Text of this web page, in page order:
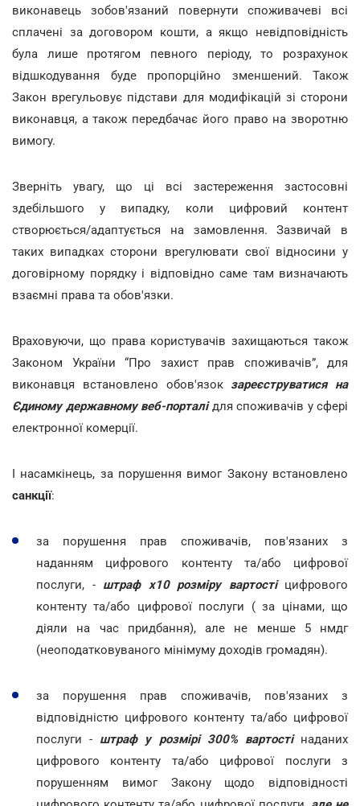
виконавець зобов'язаний повернути споживачеві всі
сплачені за договором кошти, а якщо невідповідність
була лише протягом певного періоду, то розрахунок
відшкодування буде пропорційно зменшений. Також
Закон врегульовує підстави для модифікацій зі сторони
виконавця, а також передбачає його право на зворотню
вимогу.
Зверніть увагу, що ці всі застереження застосовні
здебільшого у випадку, коли цифровий контент
створюється/адаптується на замовлення. Зазвичай в
таких випадках сторони врегулювати свої відносини у
договірному порядку і відповідно саме там визначають
взаємні права та обов'язки.
Враховуючи, що права користувачів захищаються також
Законом України “Про захист прав споживачів”, для
виконавця встановлено обов'язок зареєструватися на
Єдиному державному веб-порталідля споживачів у сфері
електронної комерції.
І насамкінець, за порушення вимог Закону встановлено
санкції:
за порушення прав споживачів, пов'язаних з
наданням цифрового контенту та/або цифрової
послуги, - штраф х10 розміру вартості цифрового
контенту та/або цифрової послуги ( за цінами, що
діяли на час придбання), але не менше 5 нмдг
(неоподатковуваного мінімуму доходів громадян).
за порушення прав споживачів, пов'язаних з
відповідністю цифрового контенту та/або цифрової
послуги - штраф у розмірі 300% вартостінаданих
цифрового контенту та/або цифрової послуги з
порушенням вимог Закону щодо відповідності